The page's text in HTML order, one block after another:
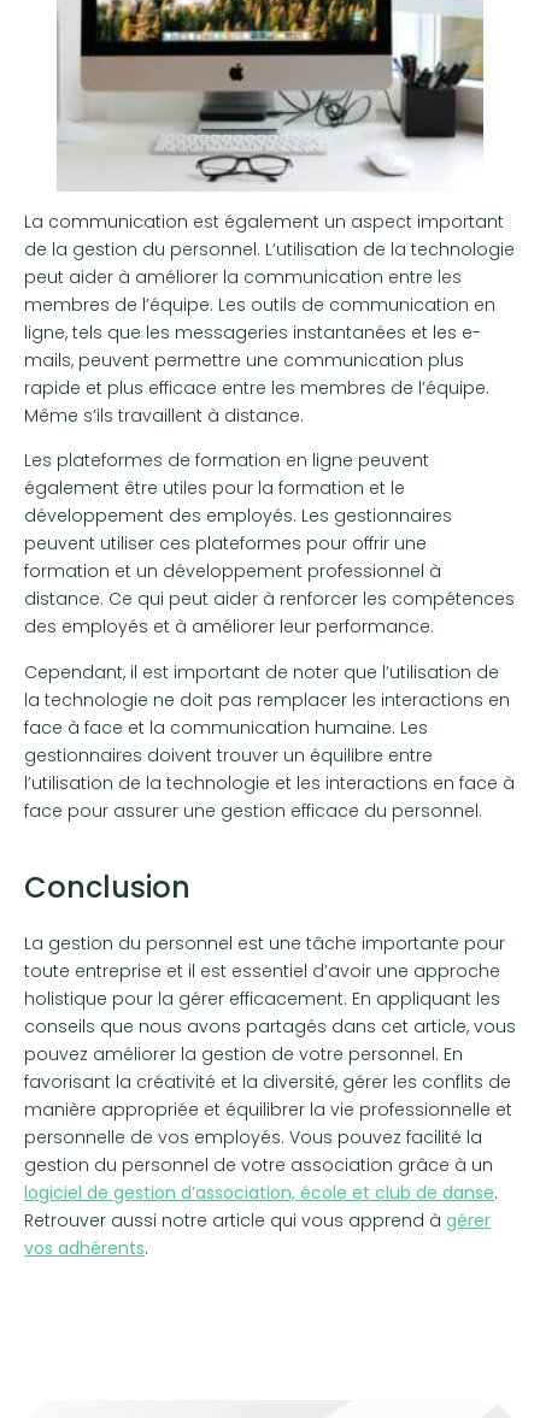
La communication est également un aspect important
de la gestion du personnel. L’utilisation de la technologie
peut aider à améliorer la communication entre les
membres de l’équipe. Les outils de communication en
ligne, tels que les messageries instantanées et les e-
mails, peuvent permettre une communication plus
rapide et plus efficace entre les membres de l’équipe.
Même s’ils travaillent à distance.
Les plateformes de formation en ligne peuvent
également être utiles pour la formation et le
développement des employés. Les gestionnaires
peuvent utiliser ces plateformes pour offrir une
formation et un développement professionnel à
distance. Ce qui peut aider à renforcer les compétences
des employés et à améliorer leur performance.
Cependant, il est important de noter que l’utilisation de
la technologie ne doit pas remplacer les interactions en
face à face et la communication humaine. Les
gestionnaires doivent trouver un équilibre entre
l’utilisation de la technologie et les interactions en face à
face pour assurer une gestion efficace du personnel.
Conclusion
La gestion du personnel est une tâche importante pour
toute entreprise et il est essentiel d’avoir une approche
holistique pour la gérer efficacement. En appliquant les
conseils que nous avons partagés dans cet article, vous
pouvez améliorer la gestion de votre personnel. En
favorisant la créativité et la diversité, gérer les conflits de
manière appropriée et équilibrer la vie professionnelle et
personnelle de vos employés. Vous pouvez facilité la
gestion du personnel de votre association grâce à un
logiciel de gestion d’association, école et club de danse.
Retrouver aussi notre article qui vous apprend à gérer
vos adhérents.